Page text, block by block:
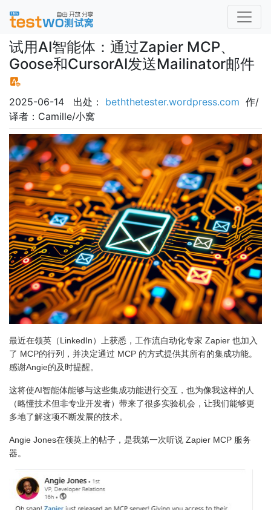
试用AI智能体：通过Zapier MCP、
Goose和CursorAI发送Mailinator邮件
2025-06-14 出处： beththetester.wordpress.com 作/
译者：Camille/小窝
最近在领英（LinkedIn）上获悉，工作流自动化专家 Zapier 也加入
了 MCP的行列，并决定通过 MCP 的方式提供其所有的集成功能。
感谢Angie的及时提醒。
这将使AI智能体能够与这些集成功能进行交互，也为像我这样的人
（略懂技术但非专业开发者）带来了很多实验机会，让我们能够更
多地了解这项不断发展的技术。
Angie Jones在领英上的帖子，是我第一次听说 Zapier MCP 服务
器。